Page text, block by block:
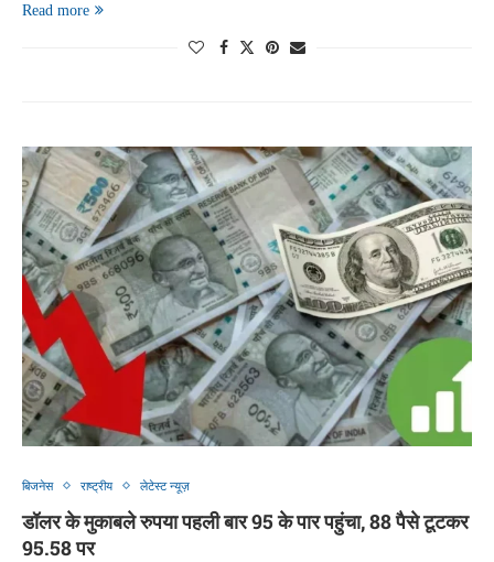
Read more
बिजनेस राष्ट्रीय लेटेस्ट न्यूज़
डॉलर के मुकाबले रुपया पहली बार 95 के पार पहुंचा, 88 पैसे टूटकर
95.58 पर